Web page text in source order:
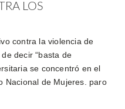
LOS
contra la violencia de
decir “basta de
se concentró en el
Nacional de Mujeres. paro